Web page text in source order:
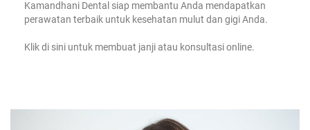
Kamandhani Dental siap membantu Anda mendapatkan
perawatan terbaik untuk kesehatan mulut dan gigi Anda.
Klikdi sini untuk membuat janji atau konsultasi online.